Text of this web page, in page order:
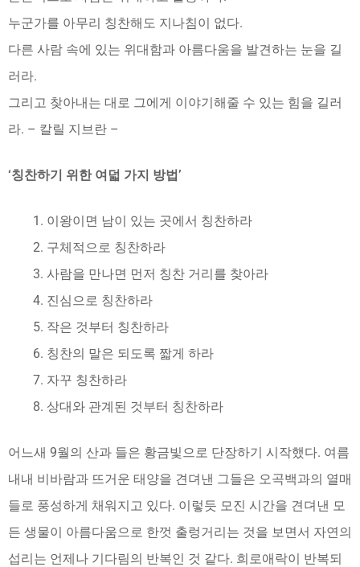
누군가를 아무리 칭찬해도 지나침이 없다.
다른 사람 속에 있는 위대함과 아름다움을 발견하는 눈을 길
러라.
그리고 찾아내는 대로 그에게 이야기해줄 수 있는 힘을 길러
라. – 칼릴 지브란 –
‘칭찬하기 위한 여덟 가지 방법’
이왕이면 남이 있는 곳에서 칭찬하라
구체적으로 칭찬하라
사람을 만나면 먼저 칭찬 거리를 찾아라
진심으로 칭찬하라
작은 것부터 칭찬하라
칭찬의 말은 되도록 짧게 하라
자꾸 칭찬하라
상대와 관계된 것부터 칭찬하라
어느새 9월의 산과 들은 황금빛으로 단장하기 시작했다. 여름
내내 비바람과 뜨거운 태양을 견뎌낸 그들은 오곡백과의 열매
들로 풍성하게 채워지고 있다. 이렇듯 모진 시간을 견뎌낸 모
든 생물이 아름다움으로 한껏 출렁거리는 것을 보면서 자연의
섭리는 언제나 기다림의 반복인 것 같다. 희로애락이 반복되